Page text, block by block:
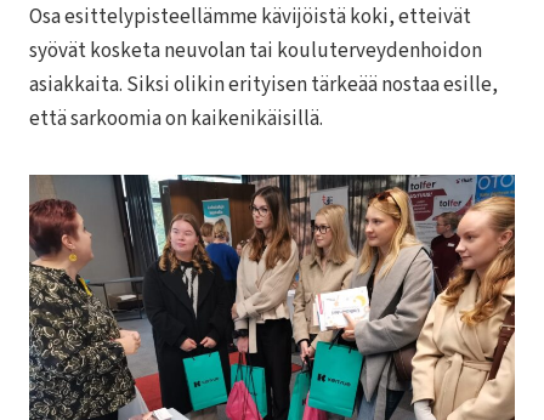
Osa esittelypisteellämme kävijöistä koki, etteivät
syövät kosketa neuvolan tai kouluterveydenhoidon
asiakkaita. Siksi olikin erityisen tärkeää nostaa esille,
että sarkoomia on kaikenikäisillä.